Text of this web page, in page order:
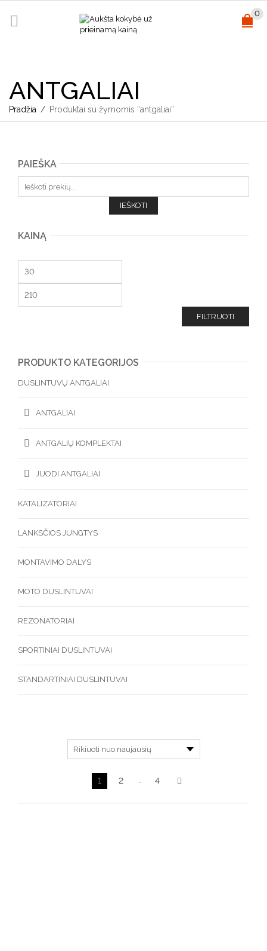
0
ANTGALIAI
Pradžia / Produktai su žymomis “antgaliai”
1 2 … 4
PAIEŠKA
IEŠKOTI
KAINĄ
FILTRUOTI
PRODUKTO KATEGORIJOS
DUSLINTUVŲ ANTGALIAI
ANTGALIAI
ANTGALIŲ KOMPLEKTAI
JUODI ANTGALIAI
KATALIZATORIAI
LANKSČIOS JUNGTYS
MONTAVIMO DALYS
MOTO DUSLINTUVAI
REZONATORIAI
SPORTINIAI DUSLINTUVAI
STANDARTINIAI DUSLINTUVAI